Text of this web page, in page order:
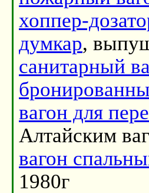
хоппер-
думкар,
санитарный
вагон для
Алтайским
вагон
1980г